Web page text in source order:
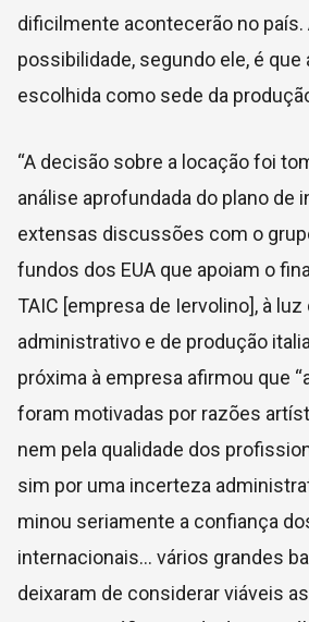
dificilmente acontecerão no país.
possibilidade, segundo ele, é que
escolhida como sede da
“A decisão sobre a locação foi
análise aprofundada do plano de
extensas discussões com o
fundos dos EUA que apoiam o
TAIC [empresa de Iervolino], à
administrativo e de produção
próxima à empresa afirmou que
foram motivadas por razões
nem pela qualidade dos
sim por uma incerteza
minou seriamente a confiança
internacionais… vários grandes
deixaram de considerar viáveis